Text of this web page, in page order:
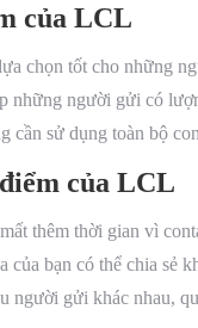
của LCL
chọn tốt cho những
những người gửi có
cần sử dụng toàn bộ
của LCL
thêm thời gian vì
của bạn có thể chia sẻ
người gửi khác nhau,